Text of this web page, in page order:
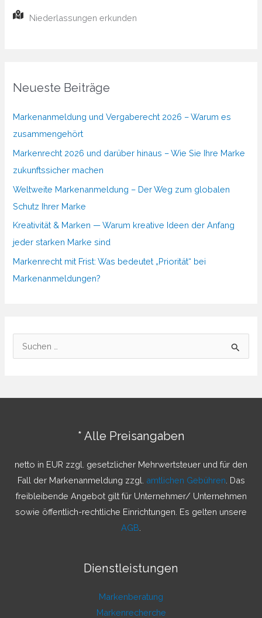
Niederlassungen erkunden
Neueste Beiträge
Markenanmeldung und Vergaberecht 2026 – Warum es
zusammengehört
Markenrecht 2026 und darüber hinaus – Wie Sie Ihre Marke
zukunftssicher machen
Weltweite Markenanmeldung – Der Weg zum globalen
Schutz Ihrer Marke
Kreativität & Marken — Warum kreative Ideen der Anfang
jeder starken Marke sind
Markenrecht mit Frist: Was bedeutet „Priorität“ bei
Markenanmeldungen?
u
h
* Alle Preisangaben
netto in EUR zzgl. gesetzlicher Mehrwertsteuer und für den
Fall der Markenanmeldung zzgl. amtlichen Gebühren . Das
freibleibende Angebot gilt für Unternehmer/ Unternehmen
sowie öffentlich-rechtliche Einrichtungen. Es gelten unsere
AGB
Dienstleistungen
Markenberatung
Markenrecherche